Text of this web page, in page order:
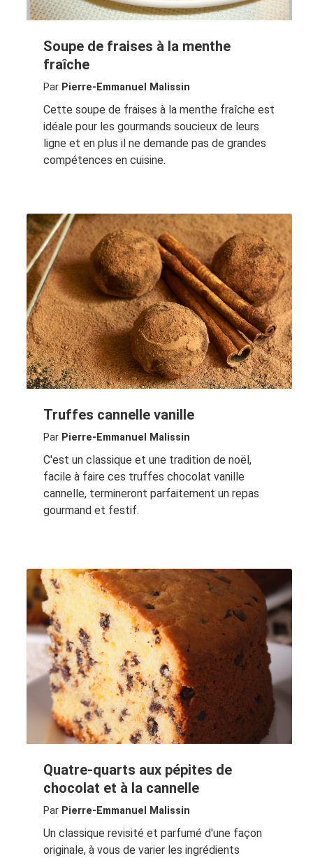
Soupe de fraises à la menthe
fraîche
Par Pierre-Emmanuel Malissin
Cette soupe de fraises à la menthe fraîche est
idéale pour les gourmands soucieux de leurs
ligne et en plus il ne demande pas de grandes
compétences en cuisine.
Truffes cannelle vanille
Par Pierre-Emmanuel Malissin
C'est un classique et une tradition de noël,
facile à faire ces truffes chocolat vanille
cannelle, termineront parfaitement un repas
gourmand et festif.
Quatre-quarts aux pépites de
chocolat et à la cannelle
Par Pierre-Emmanuel Malissin
Un classique revisité et parfumé d'une façon
originale, à vous de varier les ingrédients